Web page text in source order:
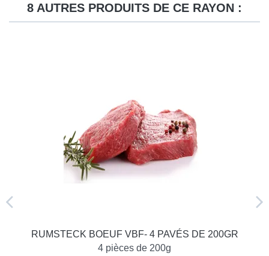
8 AUTRES PRODUITS DE CE RAYON :
RUMSTECK BOEUF VBF- 4 PAVÉS DE 200GR
4 pièces de 200g